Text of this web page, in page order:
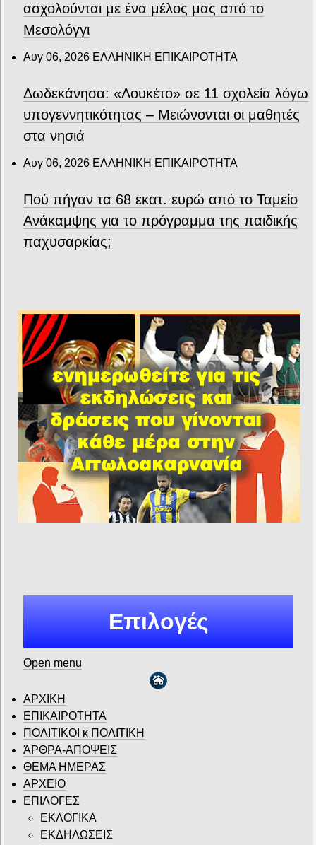
ασχολούνται με ένα μέλος μας από το
Μεσολόγγι
Αυγ 06, 2026 ΕΛΛΗΝΙΚΗ ΕΠΙΚΑΙΡΟΤΗΤΑ
Δωδεκάνησα: «Λουκέτο» σε 11 σχολεία λόγω
υπογεννητικότητας – Μειώνονται οι μαθητές
στα νησιά
Αυγ 06, 2026 ΕΛΛΗΝΙΚΗ ΕΠΙΚΑΙΡΟΤΗΤΑ
Πού πήγαν τα 68 εκατ. ευρώ από το Ταμείο
Ανάκαμψης για το πρόγραμμα της παιδικής
παχυσαρκίας;
Επιλογές
Open menu
ΑΡΧΙΚΗ
ΕΠΙΚΑΙΡΟΤΗΤΑ
ΠΟΛΙΤΙΚΟΙ κ ΠΟΛΙΤΙΚΗ
ΆΡΘΡΑ-ΑΠΟΨΕΙΣ
ΘΕΜΑ ΗΜΕΡΑΣ
ΑΡΧΕΙΟ
ΕΠΙΛΟΓΕΣ
ΕΚΛΟΓΙΚΑ
ΕΚΔΗΛΩΣΕΙΣ